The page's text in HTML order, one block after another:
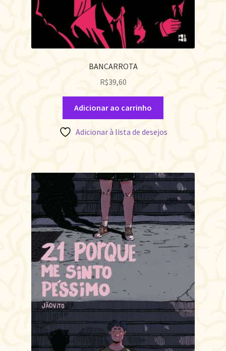
BANCARROTA
R$39,60
Adicionar ao carrinho
Adicionar à lista de desejos